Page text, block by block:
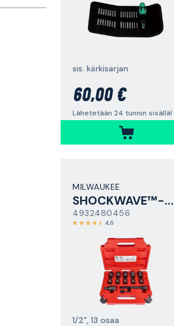
sis. kärkisarjan
60,00 €
Lähetetään 24 tunnin sisällä!
MILWAUKEE
SHOCKWAVE™-hylsysarja
4932480456
4,6
1/2", 13 osaa